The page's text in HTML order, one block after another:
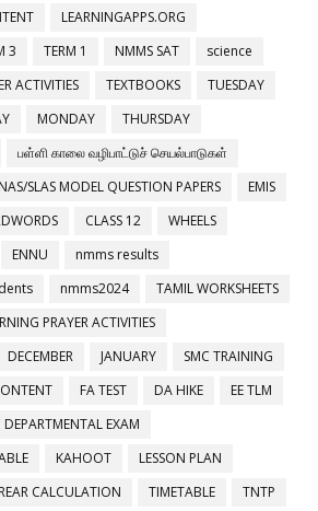
LEARNINGAPPS.ORG
3 TERM 1 NMMS SAT
science
ACTIVITIES
TEXTBOOKS
TUESDAY
MONDAY
THURSDAY
பள்ளி காலை வழிபாட்டுச் செயல்பாடுகள்
NAS/SLAS MODEL QUESTION PAPERS
EMIS
CLASS 12
WHEELS
ENNU
nmms results
nmms2024
TAMIL WORKSHEETS
PRAYER ACTIVITIES
DECEMBER JANUARY
SMC TRAINING
FA TEST DA HIKE
EE TLM
DEPARTMENTAL EXAM
KAHOOT
LESSON PLAN
CALCULATION TIMETABLE
TNTP